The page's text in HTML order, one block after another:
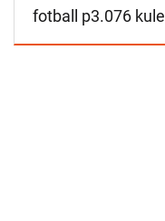
fotball p3.076 kule